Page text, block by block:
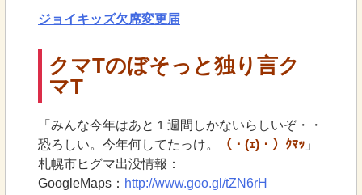
ジョイキッズ欠席変更届
クマTのぼそっと独り言ク
マT
「みんな今年はあと１週間しかないらしいぞ・・
恐ろしい。今年何してたっけ。
（・(ｪ)・）ｸﾏｯ 」
札幌市ヒグマ出没情報：
GoogleMaps： http://www.goo.gl/tZN6rH